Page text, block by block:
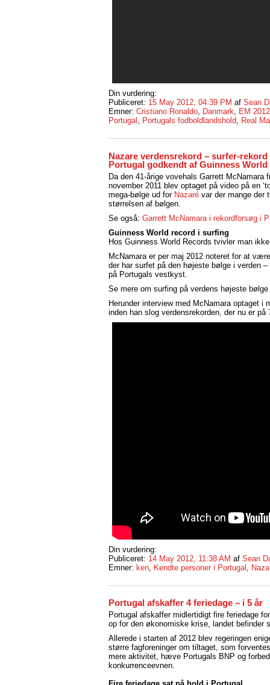
Din vurdering:
Publiceret: 15 May 2012, 04:39 PM af Sean
Emner: Cristiano Ronaldo, Danmark, EM 2012
Portugal , Portugals fodboldlandshold, Real
Nazare verdensrekord – surfer-rekord
Portugal godkendt af Guinness World
Da den 41-årige vovehals Garrett McNamara
november 2011 blev optaget på video på en
mega-bølge ud for Nazaré var der mange der
størrelsen af bølgen.
Se også: Garrett McNamara i rekordforsøg i
Guinness World record i surfing
Hos Guinness World Records tvivler man
McNamara er per maj 2012 noteret for at
der har surfet på den højeste bølge i verden –
på Portugals vestkyst.
Se mere om surfing på verdens højeste
Herunder interview med McNamara optaget i
inden han slog verdensrekorden, der nu er
Din vurdering:
Publiceret: 14 May 2012, 11:38 AM af Sean
Emner: ken Kendte personer i Portugal
Portugal afskaffer 4 feriedage – i 5 år
Portugal afskaffer midlertidigt fire feriedage
op for den økonomiske krise, landet befinder
Allerede i starten af 2012 blev regeringen
større fagforeninger om tiltaget, som
mere aktivitet, hæve Portugals BNP og
konkurrenceevnen.